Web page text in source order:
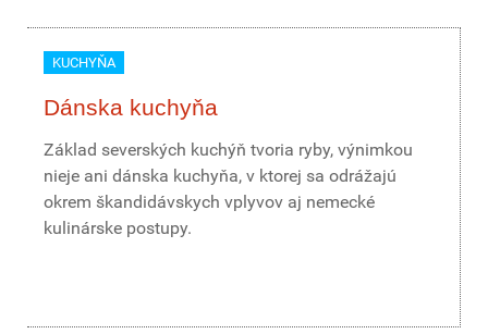
KUCHYŇA
Dánska kuchyňa
Základ severských kuchýň tvoria ryby, výnimkou
nieje ani dánska kuchyňa, v ktorej sa odrážajú
okrem škandidávskych vplyvov aj nemecké
kulinárske postupy.